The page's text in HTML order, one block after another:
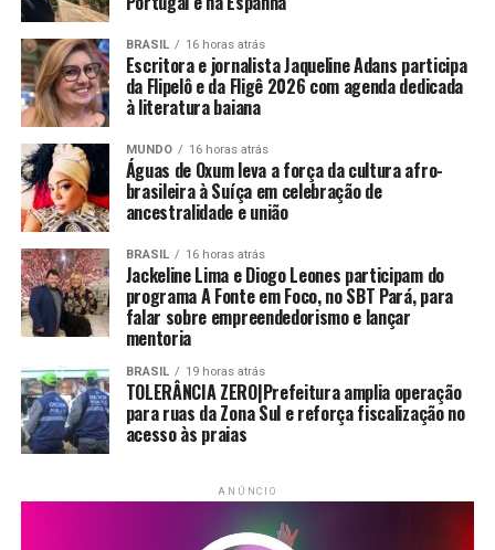
BRASIL 16 horas atrás
Escritora e jornalista Jaqueline Adans participa
da Flipelô e da Fligê 2026 com agenda dedicada
à literatura baiana
MUNDO 16 horas atrás
Águas de Oxum leva a força da cultura afro-
brasileira à Suíça em celebração de
ancestralidade e união
BRASIL 16 horas atrás
Jackeline Lima e Diogo Leones participam do
programa A Fonte em Foco, no SBT Pará, para
falar sobre empreendedorismo e lançar
mentoria
BRASIL 19 horas atrás
TOLERÂNCIA ZERO|Prefeitura amplia operação
para ruas da Zona Sul e reforça fiscalização no
acesso às praias
ANÚNCIO